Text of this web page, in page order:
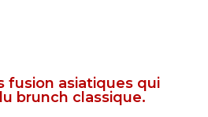
fusion asiatiques qui
brunch classique.